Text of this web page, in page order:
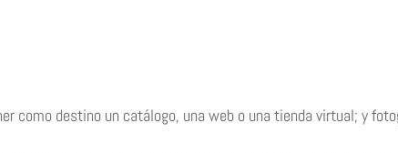
como destino un catálogo, una web o una tienda virtual; y